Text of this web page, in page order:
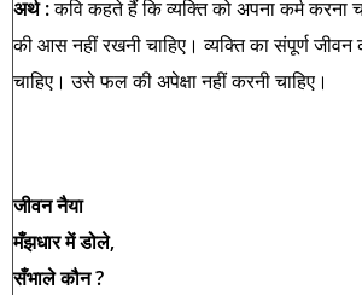
अर्थ :कवि कहते हैं कि व्यक्ति को अपना कर्म करना
की आस नहीं रखनी चाहिए। व्यक्ति का संपूर्ण
चाहिए। उसे फल की अपेक्षा नहीं करनी चाहिए।
जीवन नैया
मँझधार में डोले,
सँभाले कौन ?